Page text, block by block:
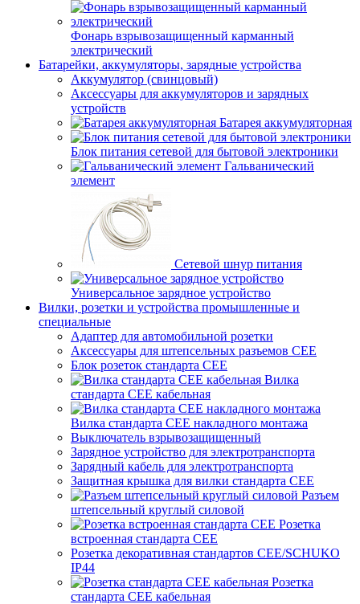
Фонарь взрывозащищенный карманный
электрический
Батарейки, аккумуляторы, зарядные устройства
Аккумулятор (свинцовый)
Аксессуары для аккумуляторов и зарядных
устройств
Батарея аккумуляторная
Блок питания сетевой для бытовой электроники
Гальванический
элемент
Сетевой шнур питания
Универсальное зарядное устройство
Вилки, розетки и устройства промышленные и
специальные
Адаптер для автомобильной розетки
Аксессуары для штепсельных разъемов CEE
Блок розеток стандарта CEE
Вилка
стандарта CEE кабельная
Вилка стандарта CEE накладного монтажа
Выключатель взрывозащищенный
Зарядное устройство для электротранспорта
Зарядный кабель для электротранспорта
Защитная крышка для вилки стандарта CEE
Разъем
штепсельный круглый силовой
Розетка
встроенная стандарта CEE
Розетка декоративная стандартов CEE/SCHUKO
IP44
Розетка
стандарта СЕЕ кабельная